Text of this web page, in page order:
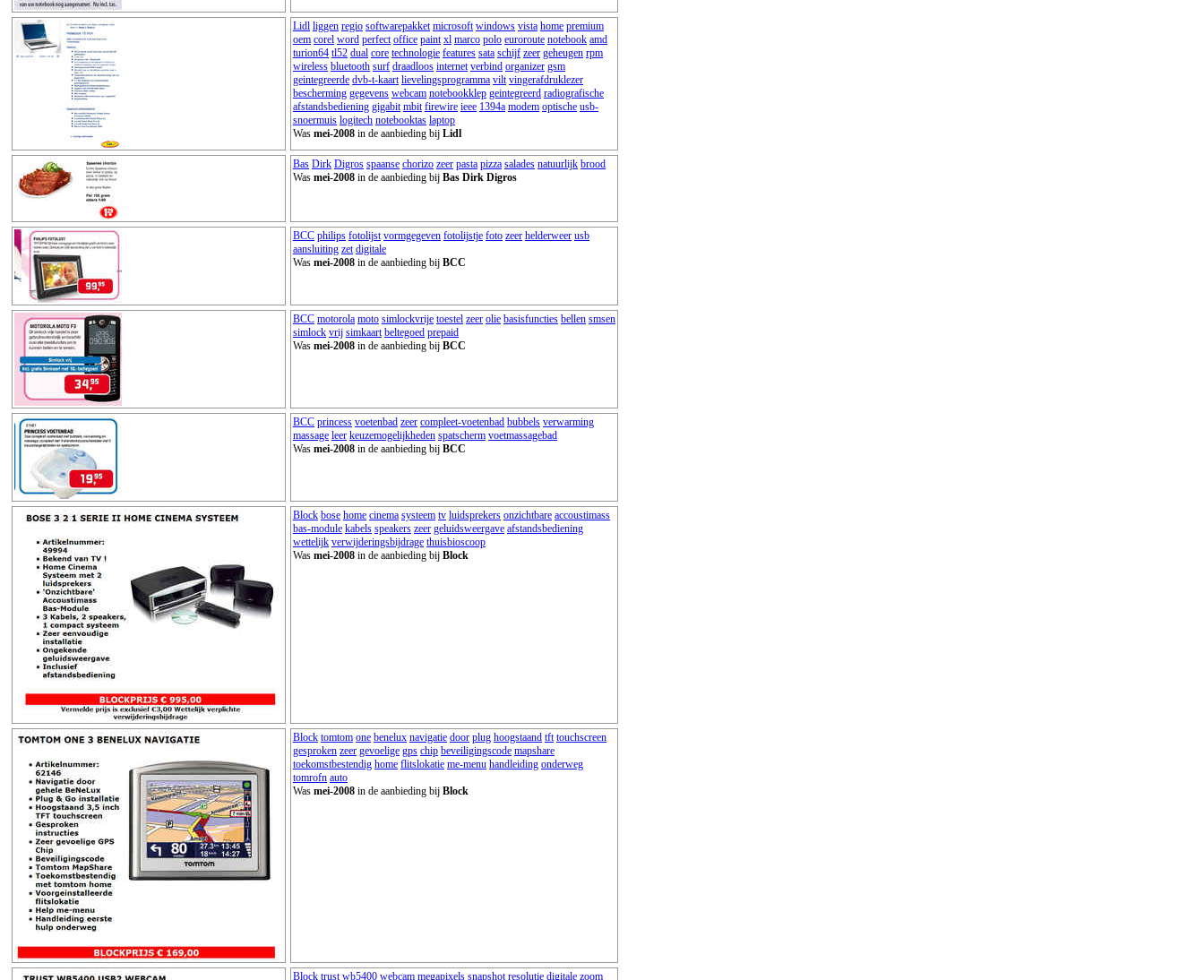
Lidl liggen regio softwarepakket microsoft windows vista home premium
oem corel word perfect office paint xl marco polo euroroute notebook amd
turion64 tl52 dual core technologie features sata schijf zeer geheugen rpm
wireless bluetooth surf draadloos internet verbind organizer gsm
geintegreerde dvb-t-kaart lievelingsprogramma vilt vingerafdruklezer
bescherming gegevens webcam notebookklep geintegreerd radiografische
afstandsbediening gigabit mbit firewire ieee 1394a modem optische usb-
snoermuis logitech notebooktas laptop
Was mei-2008 in de aanbieding bij Lidl
Bas Dirk Digros spaanse chorizo zeer pasta pizza salades natuurlijk brood
Was mei-2008 in de aanbieding bij Bas Dirk Digros
BCC philips fotolijst vormgegeven fotolijstje foto zeer helderweer usb
aansluiting zet digitale
Was mei-2008 in de aanbieding bij BCC
BCC motorola moto simlockvrije toestel zeer olie basisfuncties bellen smsen
simlock vrij simkaart beltegoed prepaid
Was mei-2008 in de aanbieding bij BCC
BCC princess voetenbad zeer compleet-voetenbad bubbels verwarming
massage leer keuzemogelijkheden spatscherm voetmassagebad
Was mei-2008 in de aanbieding bij BCC
Block bose home cinema systeem tv luidsprekers onzichtbare accoustimass
bas-module kabels speakers zeer geluidsweergave afstandsbediening
wettelijk verwijderingsbijdrage thuisbioscoop
Was mei-2008 in de aanbieding bij Block
Block tomtom one benelux navigatie door plug hoogstaand tft touchscreen
gesproken zeer gevoelige gps chip beveiligingscode mapshare
toekomstbestendig home flitslokatie me-menu handleiding onderweg
tomrofn auto
Was mei-2008 in de aanbieding bij Block
Block trust wb5400 webcam megapixels snapshot resolutie digitale zoom